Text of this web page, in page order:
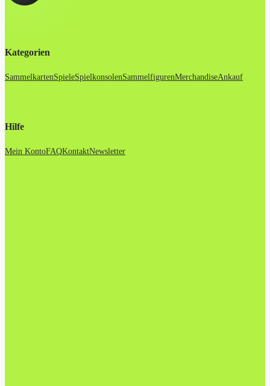
Kategorien
SammelkartenSpieleSpielkonsolenSammelfigurenMerchandiseAnkauf
Hilfe
Mein KontoFAQKontaktNewsletter